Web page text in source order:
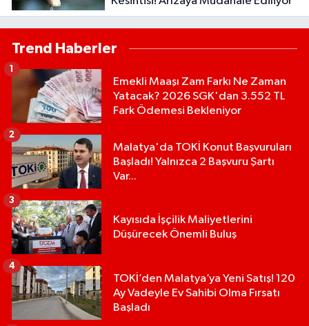
Trend Haberler
Emekli Maaşı Zam Farkı Ne Zaman
Yatacak? 2026 SGK'dan 3.552 TL
Fark Ödemesi Bekleniyor
1
Malatya'da TOKİ Konut Başvuruları
Başladı! Yalnızca 2 Başvuru Şartı
Var...
2
Kayısıda İşçilik Maliyetlerini
Düşürecek Önemli Buluş
3
TOKİ’den Malatya’ya Yeni Satış! 120
Ay Vadeyle Ev Sahibi Olma Fırsatı
Başladı
4